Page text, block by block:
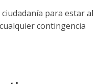
para estar al
contingencia